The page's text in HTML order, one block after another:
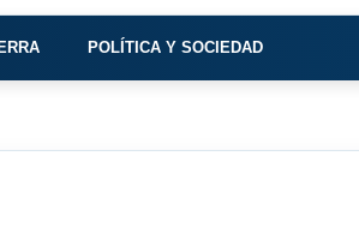
POLÍTICA Y SOCIEDAD